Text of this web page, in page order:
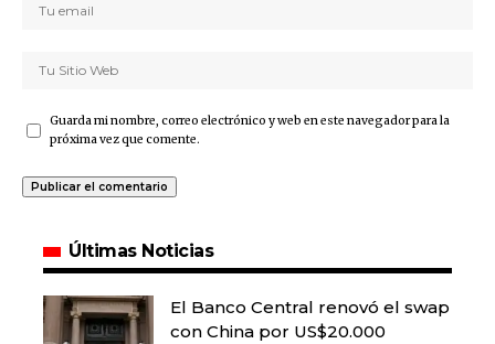
Guarda mi nombre, correo electrónico y web en este navegador para la
próxima vez que comente.
Últimas Noticias
El Banco Central renovó el swap
con China por US$20.000